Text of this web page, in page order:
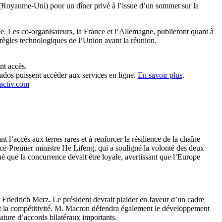
Uni) pour un dîner privé à l’issue d’un sommet sur la
Les co-organisateurs, la France et l’Allemagne, publieront quant à
technologiques de l’Union avant la réunion.
accès.
puissent accéder aux services en ligne. En savoir plus.
l’accès aux terres rares et à renforcer la résilience de la chaîne
Premier ministre He Lifeng, qui a souligné la volonté des deux
la concurrence devait être loyale, avertissant que l’Europe
Merz. Le président devrait plaider en faveur d’un cadre
la compétitivité. M. Macron défendra également le développement
d’accords bilatéraux importants.